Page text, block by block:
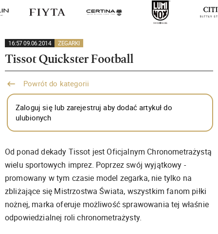
16:57 09.06.2014 ZEGARKI
Tissot Quickster Football
Powrót do kategorii
Zaloguj się lub zarejestruj aby dodać artykuł do
ulubionych
Od ponad dekady Tissot jest Oficjalnym Chronometrażystą
wielu sportowych imprez. Poprzez swój wyjątkowy -
promowany w tym czasie model zegarka, nie tylko na
zbliżające się Mistrzostwa Świata, wszystkim fanom piłki
nożnej, marka oferuje możliwość sprawowania tej właśnie
odpowiedzialnej roli chronometrażysty.